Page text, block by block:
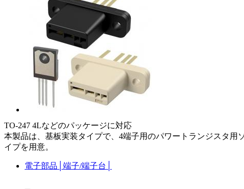
TO-247 4Lなどのパッケージに対応
本製品は、基板実装タイプで、4端子用のパワートランジスタ
イプを用意。
電子部品 端子/端子台